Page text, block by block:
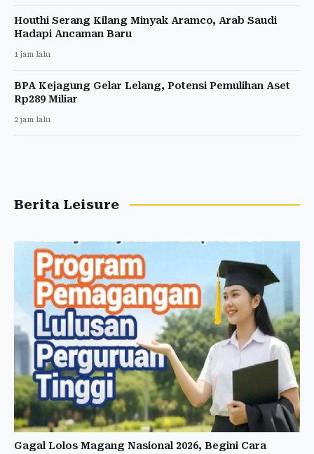
Houthi Serang Kilang Minyak Aramco, Arab Saudi
Hadapi Ancaman Baru
1 jam lalu
BPA Kejagung Gelar Lelang, Potensi Pemulihan Aset
Rp289 Miliar
2 jam lalu
Berita Leisure
Gagal Lolos Magang Nasional 2026, Begini Cara